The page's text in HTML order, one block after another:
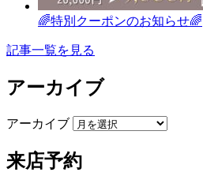
🌈特別クーポンのお知らせ🌈
記事一覧を見る
アーカイブ
アーカイブ
来店予約